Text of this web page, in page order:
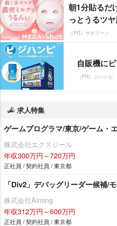
朝1分貼るだ
っとうるツ
（PR）サボリーノ
自販機に
（PR）ジハンピ
求人特集
ゲームプログラマ/東京/ゲーム・
株式会社エクスジール
年収300万円～720万円
正社員 / 契約社員 / 東京都
「Div2」デバッグリーダー候補/
株式会社Aiming
年収312万円～600万円
正社員 / 契約社員 / 東京都